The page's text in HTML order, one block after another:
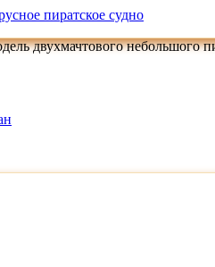
пиратское судно
двухмачтового небольшого